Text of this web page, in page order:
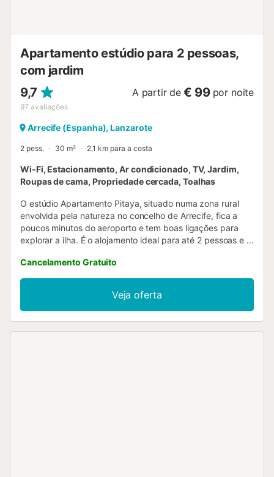
Apartamento estúdio para 2 pessoas,
com jardim
9,7
97 avaliações
A partir de € 99 por noite
Arrecife (Espanha), Lanzarote
2 pess. 30 m² 2,1 km para a costa
Wi-Fi, Estacionamento, Ar condicionado, TV, Jardim,
Roupas de cama, Propriedade cercada, Toalhas
O estúdio Apartamento Pitaya, situado numa zona rural
envolvida pela natureza no concelho de Arrecife, fica a
poucos minutos do aeroporto e tem boas ligações para
explorar a ilha. É o alojamento ideal para até 2 pessoas e 1
dos 2 aos 17 anos. O apartamento de 30 m², com
excelentes vistas para o Atlântico, dispõe de uma área de
estar/quarto, 1 casa de banho, 1 cozinha totalmente
equipada e uma zona exterior partilhada com jardim e
terraço descoberto. Entre as comodidades incluem-se Wi-
Cancelamento Gratuito
Veja oferta